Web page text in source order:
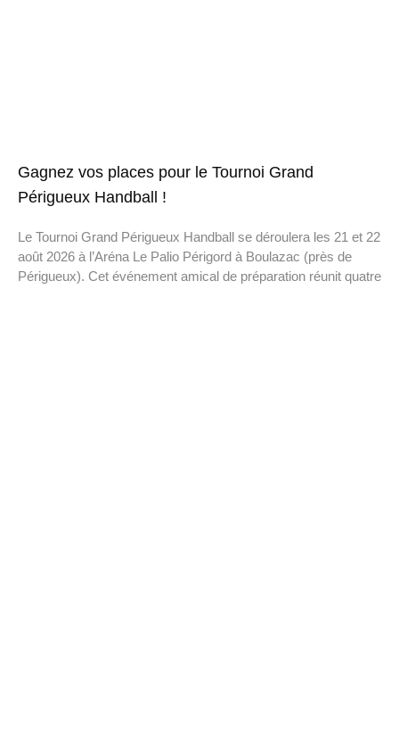
Gagnez vos places pour le Tournoi Grand
Périgueux Handball !
Le Tournoi Grand Périgueux Handball se déroulera les 21 et 22
août 2026 à l’Aréna Le Palio Périgord à Boulazac (près de
Périgueux). Cet événement amical de préparation réunit quatre